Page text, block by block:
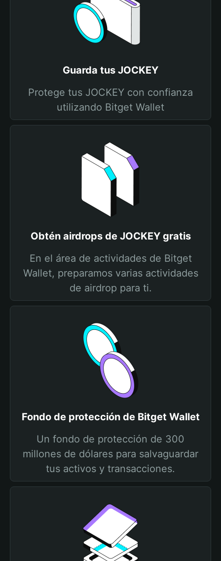
Guarda tus JOCKEY
Protege tus JOCKEY con confianza
utilizando Bitget Wallet
Obtén airdrops de JOCKEY gratis
En el área de actividades de Bitget
Wallet, preparamos varias actividades
de airdrop para ti.
Fondo de protección de Bitget Wallet
Un fondo de protección de 300
millones de dólares para salvaguardar
tus activos y transacciones.